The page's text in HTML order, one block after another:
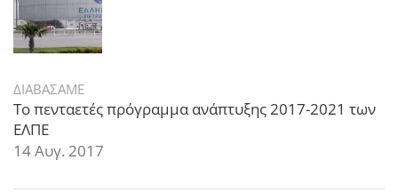
ΔΙΑΒΑΣΑΜΕ
Το πενταετές πρόγραμμα ανάπτυξης 2017-2021 των
ΕΛΠΕ
14 Αυγ. 2017